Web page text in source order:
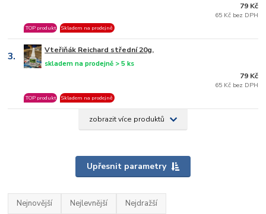
TOP produkt Skladem na prodejně
79 Kč
65 Kč bez DPH
3. Vteřiňák Reichard střední 20g,
skladem na prodejně > 5 ks
TOP produkt Skladem na prodejně
79 Kč
65 Kč bez DPH
zobrazit více produktů
Upřesnit parametry
Nejnovější Nejlevnější Nejdražší